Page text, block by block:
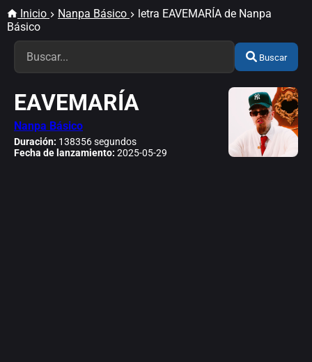
Inicio Nanpa Básico
letra EAVEMARÍA de Nanpa
Básico
Buscar
EAVEMARÍA
Nanpa Básico
Duración: 138356 segundos
Fecha de lanzamiento: 2025-05-29